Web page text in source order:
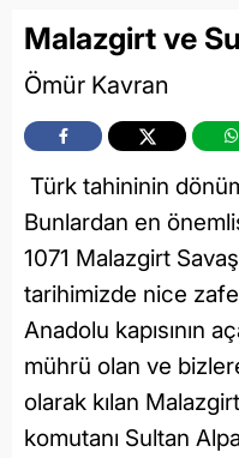
Malazgirt ve
Ömür Kavran
Türk tahininin
Bunlardan en
1071 Malazgirt
tarihimizde nice
Anadolu kapısının
mührü olan ve
olarak kılan
komutanı Sultan